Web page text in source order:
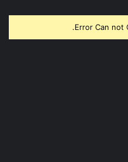
Error Can not